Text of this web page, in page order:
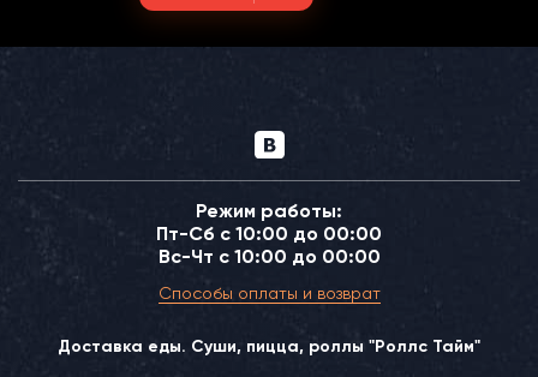
Доставка еды. Суши, пицца, роллы "Роллс Тайм"
Режим работы:
Пт-Сб с 10:00 до 00:00
Вс-Чт с 10:00 до 00:00
Способы оплаты и возврат